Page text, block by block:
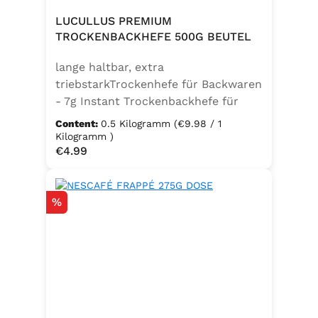
LUCULLUS PREMIUM
TROCKENBACKHEFE 500G BEUTEL
lange haltbar, extra
triebstarkTrockenhefe für Backwaren
- 7g Instant Trockenbackhefe für
500g Weizenmehl, entspricht 25g
FrischhefeZutaten: Trockenbackhefe,
Emulgator Sorbitanmonostearat
Content: 0.5 Kilogramm (€9.98 / 1
Kilogramm )
Regular price:
€4.99
Discount
%